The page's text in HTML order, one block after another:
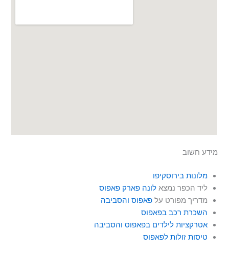
מידע חשוב
מלונות בירוסקיפו
ליד הכפר נמצאלונה פארק פאפוס
מדריך מפורט עלפאפוס והסביבה
השכרת רכב בפאפוס
אטרקציות לילדים בפאפוס והסביבה
טיסות זולות לפאפוס